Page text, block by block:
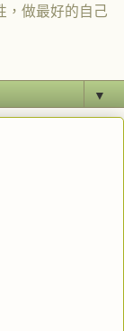
，做最好的自己
▼